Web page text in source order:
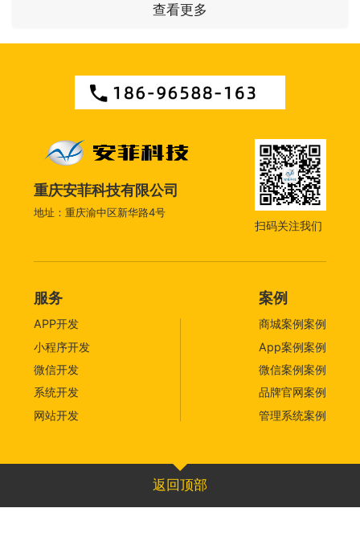
来由于城市建筑业的繁荣，停 ...
app开发 ，里面的内容并不多，
查看更多
重庆安菲科技有限公司
地址：重庆渝中区新华路4号
扫码关注我们
服务
APP开发
小程序开发
微信开发
系统开发
网站开发
案例
商城案例案例
App案例案例
微信案例案例
品牌官网案例
管理系统案例
返回顶部